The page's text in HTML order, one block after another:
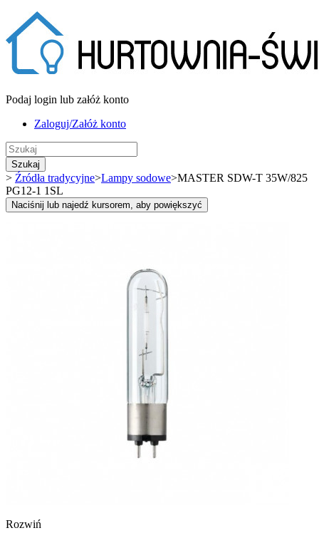
Podaj login lub załóż konto
Zaloguj/Załóż konto
Szukaj
> Źródła tradycyjne>Lampy sodowe>MASTER SDW-T 35W/825
PG12-1 1SL
Naciśnij lub najedź kursorem, aby powiększyć
Rozwiń